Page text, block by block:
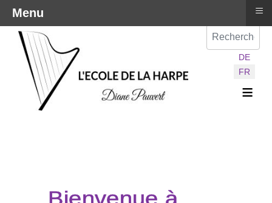
Sélectionnez
DE
FR
≡
Menu ≡